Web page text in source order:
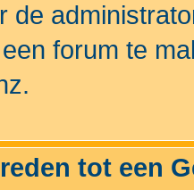
de
forum te
tot een